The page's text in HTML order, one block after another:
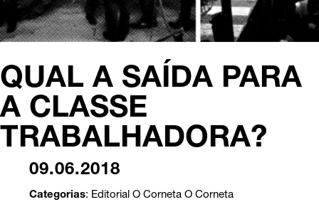
QUAL A SAÍDA PARA
A CLASSE
TRABALHADORA?
09.06.2018
Categorias: Editorial O Corneta O Corneta